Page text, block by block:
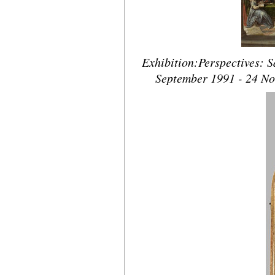
Exhibition:Perspectives:
September 1991 - 24